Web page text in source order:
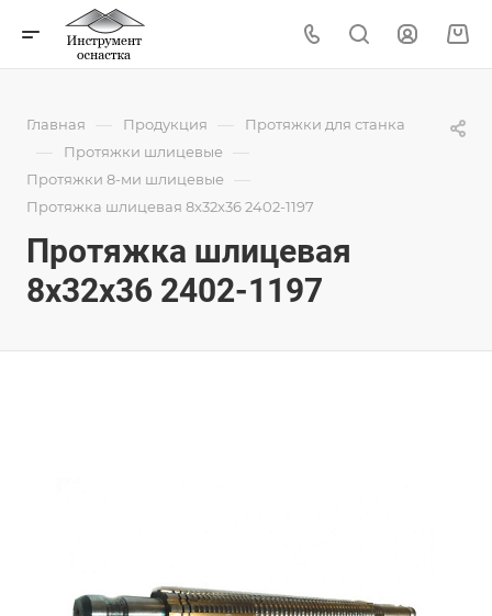
Главная — Продукция — Протяжки для станка
— Протяжки шлицевые —
Протяжки 8-ми шлицевые —
Протяжка шлицевая 8x32x36 2402-1197
Протяжка шлицевая
8x32x36 2402-1197